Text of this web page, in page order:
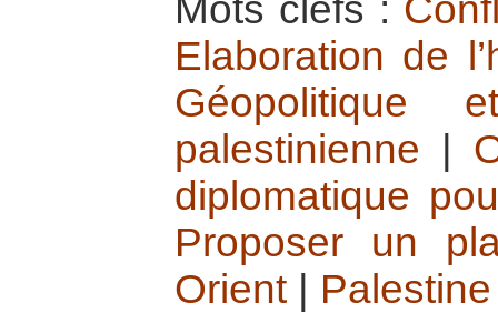
Mots clefs :
Elaboration de
Géopolitique
palestinienne
diplomatique
Proposer un
Orient
Palestine